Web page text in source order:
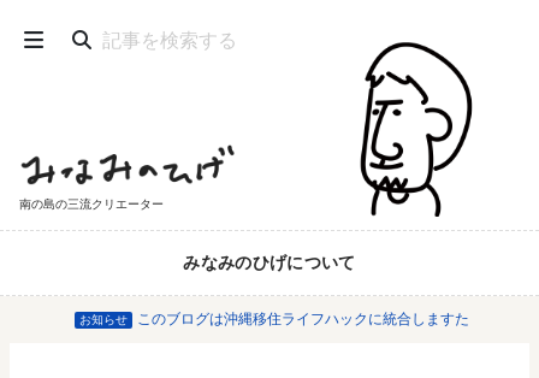
南の島の三流クリエーター
みなみのひげについて
お知らせ このブログは沖縄移住ライフハックに統合しますた